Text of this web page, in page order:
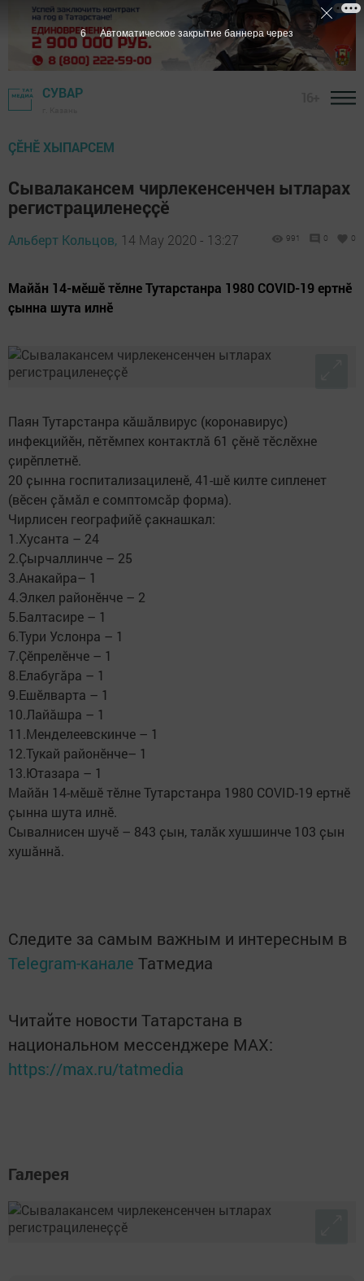
СУВАР
ÇӖНӖ ХЫПАРСЕМ
Сывалакансем чирлекенсенчен ытларах
регистрациленеҫҫӗ
Альберт Кольцов, 14 May 2020 - 13:27 991 0 0
Майӑн 14-мӗшӗ тӗлне Тутарстанра 1980 COVID-19 ертнӗ
ҫынна шута илнӗ
Паян Тутарстанра кӑшӑлвирус (коронавирус)
инфекцийӗн, пӗтӗмпех контактлӑ 61 ҫӗнӗ тӗслӗхне
ҫирӗплетнӗ.
20 ҫынна госпитализациленӗ, 41-шӗ килте сипленет
(вӗсен ҫӑмӑл е сомптомсӑр форма).
Чирлисен географийӗ ҫакнашкал:
1.Хусанта – 24
2.Ҫырчаллинче – 25
3.Анакайра– 1
4.Элкел районӗнче – 2
5.Балтасире – 1
6.Тури Услонра – 1
7.Ҫӗпрелӗнче – 1
8.Елабугӑра – 1
9.Ешӗлварта – 1
10.Лайӑшра – 1
11.Менделеевскинче – 1
12.Тукай районӗнче– 1
13.Ютазара – 1
Майӑн 14-мӗшӗ тӗлне Тутарстанра 1980 COVID-19 ертнӗ
ҫынна шута илнӗ.
Сывалнисен шучӗ – 843 ҫын, талӑк хушшинче 103 ҫын
хушӑннӑ.
Следите за самым важным и интересным в
Telegram-канале Татмедиа
Читайте новости Татарстана в
национальном мессенджере MАХ:
https://max.ru/tatmedia
Галерея
5 Автоматическое закрытие баннера через